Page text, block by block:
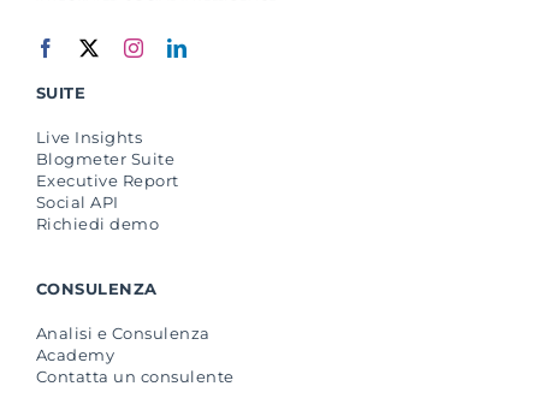
SUITE
Live Insights
Blogmeter Suite
Executive Report
Social API
Richiedi demo
CONSULENZA
Analisi e Consulenza
Academy
Contatta un consulente